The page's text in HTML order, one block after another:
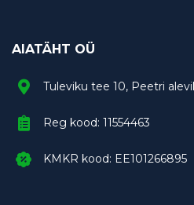
AIATÄHT OÜ
Tuleviku tee 10, Peetri
Reg kood: 11554463
KMKR kood: EE101266895